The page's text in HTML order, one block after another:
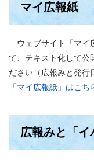
マイ広報紙
ウェブサイト「マイ
て、テキスト化して公
ださい（広報みと発行
「マイ広報紙」はこち
広報みと「